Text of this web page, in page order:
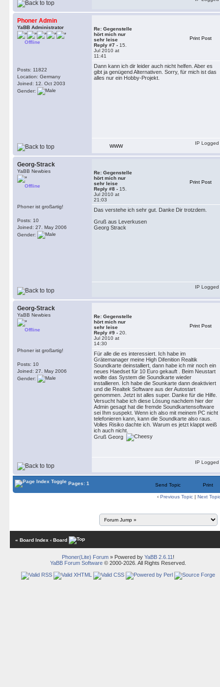
Phoner Admin
YaBB Administrator
Offline
Posts: 11822
Location: Germany
Joined: 12. Oct 2003
Gender:
Re: Gegenstelle
hört mich nur
sehr leise
Reply #7 - 15.
Jul 2010 at
11:41
Print Post
Dann kann ich dir leider auch nicht helfen. Aber es
gibt ja genügend Alternativen. Sorry, für mich ist das
alles nur ein Hobby-Projekt.
WWW
IP Logged
Georg-Strack
YaBB Newbies
Offline
Phoner ist großartig!
Posts: 10
Joined: 27. May 2006
Gender:
Re: Gegenstelle
hört mich nur
sehr leise
Reply #8 - 15.
Jul 2010 at
21:03
Print Post
Das verstehe ich sehr gut. Danke Dir trotzdem.
Gruß aus Leverkusen
Georg Strack
IP Logged
Georg-Strack
YaBB Newbies
Offline
Phoner ist großartig!
Posts: 10
Joined: 27. May 2006
Gender:
Re: Gegenstelle
hört mich nur
sehr leise
Reply #9 - 20.
Jul 2010 at
14:30
Print Post
Für alle die es interessiert. Ich habe im
Grätemanager meine High Difenition Realtik
Soundkarte deinstalliert, dann habe ich mir noch ein
neues Haedset für 10 Euro gekauft . Beim Neustart
wollte das System die Soundkarte wieder
installieren. Ich habe die Sounkarte dann deaktiviert
und die Realtek Software aus der Autostart
genommen. Jetzt ist alles super. Danke für die Hilfe.
Versucht habe ich diese Lösung nachdem hier der
Admin gesagt hat die fremde Soundkartensoftware
sei Ihm suspekt. Wenn ich also mit meinem PC nicht
telefonieren kann, kann die Soundkarte also raus.
Volles Risiko dachte ich. Warum es jetzt klappt weiß
ich auch nicht.
Gruß Georg
IP Logged
Pages: 1 Send Topic Print
‹ Previous Topic | Next
« Board Index ‹ Board
Phoner(Lite) Forum» Powered by YaBB 2.6.11 !
YaBB Forum Software© 2000-2026. All Rights Reserved.